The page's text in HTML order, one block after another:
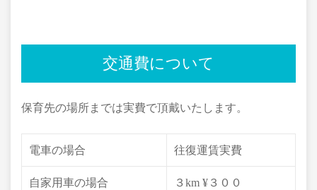
交通費について
保育先の場所までは実費で頂戴いたします。
電車の場合 往復運賃実費
自家用車の場合 ３km ¥３００